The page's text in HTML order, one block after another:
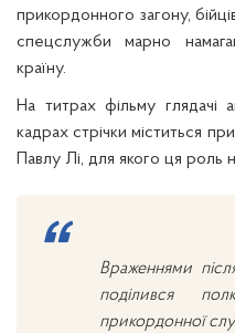
прикордонного загону,
спецслужби марно
країну.
На титрах фільму глядачі
кадрах стрічки міститься
Павлу Лі, для якого ця роль
Враженнями
поділився
прикордонної